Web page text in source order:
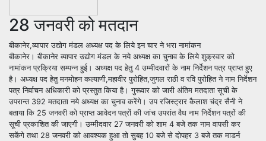
28 जनवरी को मतदान
बीकानेर,व्यापार उद्योग मंडल अध्यक्ष पद के लिये इन चार ने भरा नामांकन
बीकानेर। बीकानेर व्यापार उद्योग मंडल के नये अध्यक्ष का चुनाव के लिये शुक्रवार को
नामांकन प्रक्रिया सम्पन्न हुई। अध्यक्ष पद हेतु 4 उम्मीदवारों के नाम निर्देशन पत्र प्राप्त हुए
है। अध्यक्ष पद हेतु मनमोहन कल्याणी,महावीर पुरोहित,जुगल राठी व रवि पुरोहित ने नाम निर्देशन
पत्र निर्वाचन अधिकारी को प्रस्तुत किया है।गुरूवार को जारी अंतिम मतदाता सूची के
उपरान्त 392 मतदाता नये अध्यक्ष का चुनाव करेंगे। उप रजिस्ट्रार कैलाश चंद्र सैनी ने
बताया कि 25 जनवरी को प्राप्त आवेदन पत्रों की जांच उपरांत वैध नाम निर्देशन पत्रों की
सूची प्रकाशित की जाएगी। उम्मीदवार 27 जनवरी को शाम 4 बजे तक नाम वापसी कर
सकेंगे तथा 28 जनवरी को आवश्यक हुआ तो सुबह 10 बजे से दोपहर 3 बजे तक माडर्न